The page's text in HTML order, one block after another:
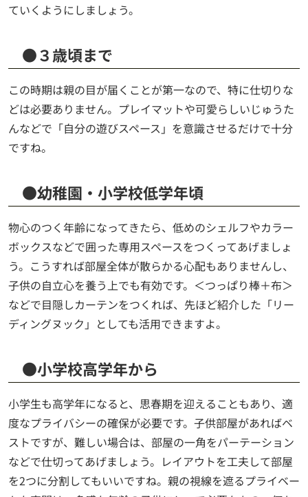
ていくようにしましょう。
●３歳頃まで
この時期は親の目が届くことが第一なので、特に仕切りな
どは必要ありません。プレイマットや可愛らしいじゅうた
んなどで「自分の遊びスペース」を意識させるだけで十分
ですね。
●幼稚園・小学校低学年頃
物心のつく年齢になってきたら、低めのシェルフやカラー
ボックスなどで囲った専用スペースをつくってあげましょ
う。こうすれば部屋全体が散らかる心配もありませんし、
子供の自立心を養う上でも有効です。＜つっぱり棒＋布＞
などで目隠しカーテンをつくれば、先ほど紹介した「リー
ディングヌック」としても活用できますよ。
●小学校高学年から
小学生も高学年になると、思春期を迎えることもあり、適
度なプライバシーの確保が必要です。子供部屋があればベ
ストですが、難しい場合は、部屋の一角をパーテーション
などで仕切ってあげましょう。レイアウトを工夫して部屋
を2つに分割してもいいですね。親の視線を遮るプライベー